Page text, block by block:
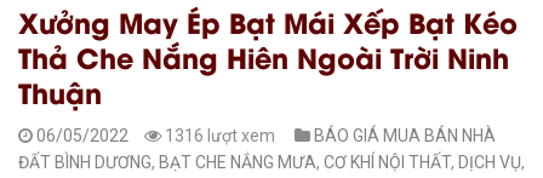
Xưởng May Ép Bạt Mái Xếp Bạt Kéo
Thả Che Nắng Hiên Ngoài Trời Ninh
Thuận
06/05/2022 1316 lượt xem
BÁO GIÁ MUA BÁN NHÀ
ĐẤT BÌNH DƯƠNG, BẠT CHE NẮNG MƯA, CƠ KHÍ NỘI THẤT, DỊCH VỤ,